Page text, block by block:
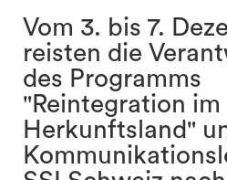
Vom 3. bis 7.
reisten die
des Programms
"Reintegration im
Herkunftsland"